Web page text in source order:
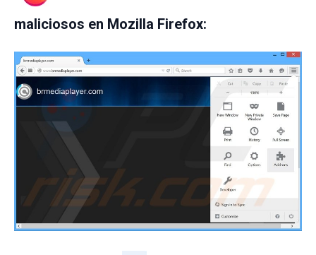
maliciosos en Mozilla Firefox: